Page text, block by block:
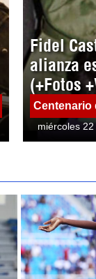
Fidel
alianza
(+Fotos
Centenario
miércoles